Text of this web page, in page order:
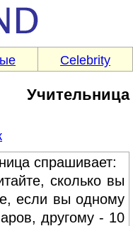
Celebrity
спрашивает:
сколько вы
если вы одному
другому - 10